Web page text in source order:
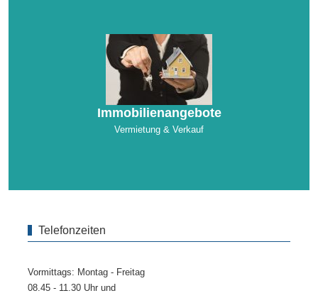
Immobilienangebote
Vermietung & Verkauf
Telefonzeiten
Vormittags: Montag - Freitag
08.45 - 11.30 Uhr und